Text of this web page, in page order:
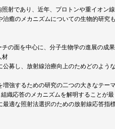
射であり、近年、プロトンや重イオン
癒のメカニズムについての生物的研究
の面を中心に、分子生物学の進展の成
材
募し、放射線治療向上のためどのよう
強するための研究の二つの大きなテー
織応答のメカニズムを解明することが
適な照射法選択のための放射線応答指